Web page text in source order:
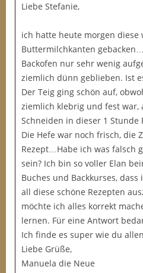
Liebe Stefanie,
ich hatte heute morgen diese
Buttermilchkanten
Backofen nur sehr wenig
ziemlich dünn geblieben. Ist
Der Teig ging schön auf,
ziemlich klebrig und fest war,
Schneiden in dieser 1 Stunde
Die Hefe war noch frisch, die
Rezept…Habe ich was falsch
sein? Ich bin so voller Elan
Buches und Backkurses,
all diese schöne Rezepten
möchte ich alles korrekt
lernen. Für eine Antwort
Ich finde es super wie du
Liebe Grüße,
Manuela die Neue